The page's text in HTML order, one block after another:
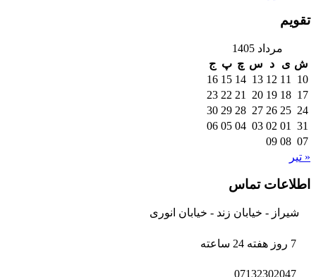
تقویم
مرداد 1405
ش ی د س چ پ ج
10
11
12
13
14
15
16
17
18
19
20
21
22
23
24
25
26
27
28
29
30
31
01
02
03
04
05
06
07
08
09
« تیر
اطلاعات تماس
شیراز - خیابان زند - خیابان انوری